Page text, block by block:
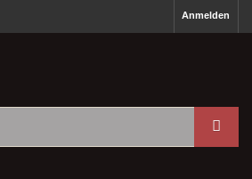
Anmelden